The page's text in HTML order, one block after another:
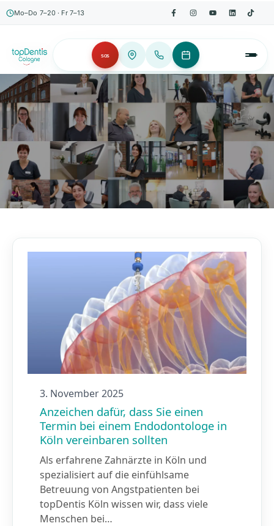
Mo–Do 7–20 · Fr 7–13
SOS
Unser Blog
3. November 2025
Anzeichen dafür, dass Sie einen
Termin bei einem Endodontologe in
Köln vereinbaren sollten
Als erfahrene Zahnärzte in Köln und
spezialisiert auf die einfühlsame
Betreuung von Angstpatienten bei
topDentis Köln wissen wir, dass viele
Menschen bei…